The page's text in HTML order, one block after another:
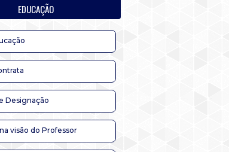
EDUCAÇÃO
Designação
visão do Professor